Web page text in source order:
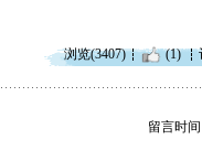
浏览(3407) (1)
留言时间